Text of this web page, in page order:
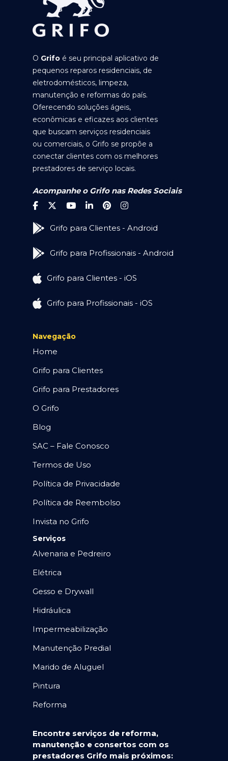
O Grifo é seu principal aplicativo de
pequenos reparos residenciais, de
eletrodomésticos, limpeza,
manutenção e reformas do país.
Oferecendo soluções ágeis,
econômicas e eficazes aos clientes
que buscam serviços residenciais
ou comerciais, o Grifo se propõe a
conectar clientes com os melhores
prestadores de serviço locais.
Acompanhe o Grifo nas Redes Sociais
Grifo para Clientes - Android
Grifo para Profissionais - Android
Grifo para Clientes - iOS
Grifo para Profissionais - iOS
Navegação
Home
Grifo para Clientes
Grifo para Prestadores
O Grifo
Blog
SAC – Fale Conosco
Termos de Uso
Política de Privacidade
Política de Reembolso
Invista no Grifo
Serviços
Alvenaria e Pedreiro
Elétrica
Gesso e Drywall
Hidráulica
Impermeabilização
Manutenção Predial
Marido de Aluguel
Pintura
Reforma
Encontre serviços de reforma,
manutenção e consertos com os
prestadores Grifo mais próximos: